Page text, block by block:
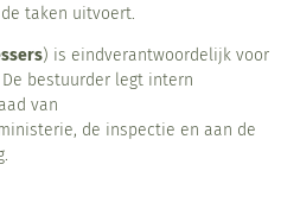
taken uitvoert.
) is eindverantwoordelijk voor
bestuurder legt intern
van
de inspectie en aan de